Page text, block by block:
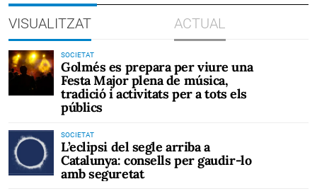
VISUALITZAT ACTUAL
SOCIETAT
Golmés es prepara per viure una
Festa Major plena de música,
tradició i activitats per a tots els
públics
SOCIETAT
L’eclipsi del segle arriba a
Catalunya: consells per gaudir-lo
amb seguretat